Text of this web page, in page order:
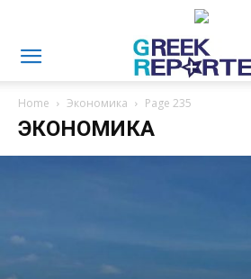
Home Экономика Page 235
ЭКОНОМИКА